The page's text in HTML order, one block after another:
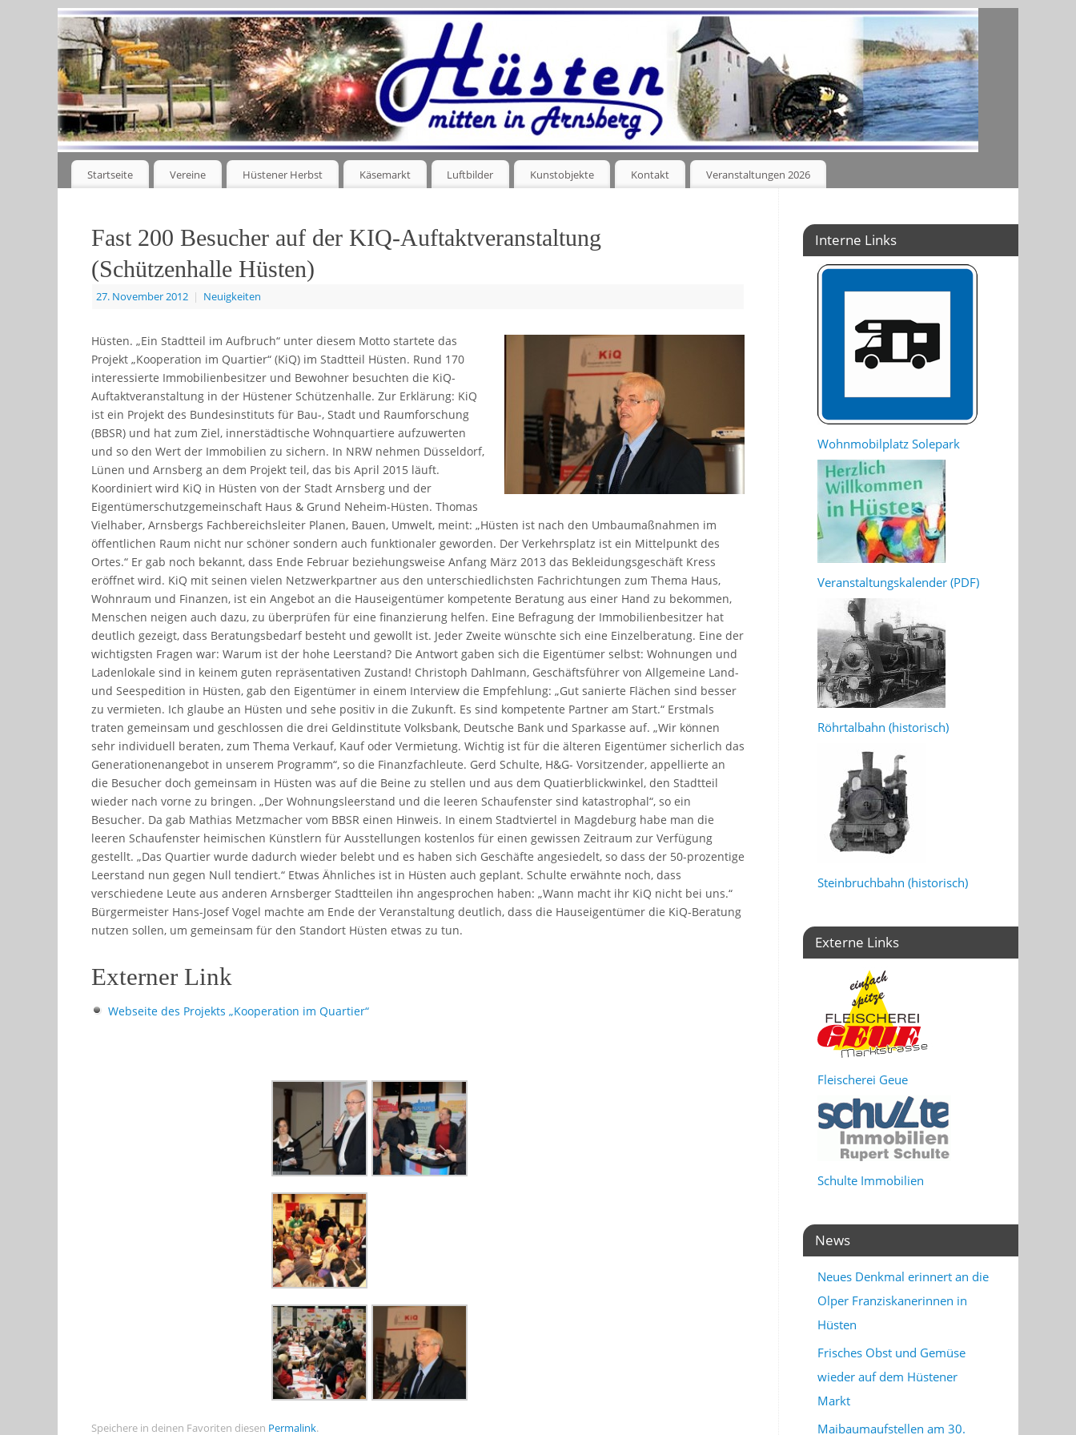
Startseite Vereine Hüstener Herbst Käsemarkt Luftbilder Kunstobjekte Kontakt Veranstaltungen 2026
Fast 200 Besucher auf der KIQ-Auftaktveranstaltung
(Schützenhalle Hüsten)
27. November 2012 | Neuigkeiten
Hüsten. „Ein Stadtteil im Aufbruch“ unter diesem Motto startete das
Projekt „Kooperation im Quartier“ (KiQ) im Stadtteil Hüsten. Rund 170
interessierte Immobilienbesitzer und Bewohner besuchten die KiQ-
Auftaktveranstaltung in der Hüstener Schützenhalle. Zur Erklärung: KiQ
ist ein Projekt des Bundesinstituts für Bau-, Stadt und Raumforschung
(BBSR) und hat zum Ziel, innerstädtische Wohnquartiere aufzuwerten
und so den Wert der Immobilien zu sichern. In NRW nehmen Düsseldorf,
Lünen und Arnsberg an dem Projekt teil, das bis April 2015 läuft.
Koordiniert wird KiQ in Hüsten von der Stadt Arnsberg und der
Eigentümerschutzgemeinschaft Haus & Grund Neheim-Hüsten. Thomas
Vielhaber, Arnsbergs Fachbereichsleiter Planen, Bauen, Umwelt, meint: „Hüsten ist nach den Umbaumaßnahmen im
öffentlichen Raum nicht nur schöner sondern auch funktionaler geworden. Der Verkehrsplatz ist ein Mittelpunkt des
Ortes.“ Er gab noch bekannt, dass Ende Februar beziehungsweise Anfang März 2013 das Bekleidungsgeschäft Kress
eröffnet wird. KiQ mit seinen vielen Netzwerkpartner aus den unterschiedlichsten Fachrichtungen zum Thema Haus,
Wohnraum und Finanzen, ist ein Angebot an die Hauseigentümer kompetente Beratung aus einer Hand zu bekommen,
Menschen neigen auch dazu, zu überprüfen für eine finanzierung helfen. Eine Befragung der Immobilienbesitzer hat
deutlich gezeigt, dass Beratungsbedarf besteht und gewollt ist. Jeder Zweite wünschte sich eine Einzelberatung. Eine der
wichtigsten Fragen war: Warum ist der hohe Leerstand? Die Antwort gaben sich die Eigentümer selbst: Wohnungen und
Ladenlokale sind in keinem guten repräsentativen Zustand! Christoph Dahlmann, Geschäftsführer von Allgemeine Land-
und Seespedition in Hüsten, gab den Eigentümer in einem Interview die Empfehlung: „Gut sanierte Flächen sind besser
zu vermieten. Ich glaube an Hüsten und sehe positiv in die Zukunft. Es sind kompetente Partner am Start.“ Erstmals
traten gemeinsam und geschlossen die drei Geldinstitute Volksbank, Deutsche Bank und Sparkasse auf. „Wir können
sehr individuell beraten, zum Thema Verkauf, Kauf oder Vermietung. Wichtig ist für die älteren Eigentümer sicherlich das
Generationenangebot in unserem Programm“, so die Finanzfachleute. Gerd Schulte, H&G- Vorsitzender, appellierte an
die Besucher doch gemeinsam in Hüsten was auf die Beine zu stellen und aus dem Quatierblickwinkel, den Stadtteil
wieder nach vorne zu bringen. „Der Wohnungsleerstand und die leeren Schaufenster sind katastrophal“, so ein
Besucher. Da gab Mathias Metzmacher vom BBSR einen Hinweis. In einem Stadtviertel in Magdeburg habe man die
leeren Schaufenster heimischen Künstlern für Ausstellungen kostenlos für einen gewissen Zeitraum zur Verfügung
gestellt. „Das Quartier wurde dadurch wieder belebt und es haben sich Geschäfte angesiedelt, so dass der 50-prozentige
Leerstand nun gegen Null tendiert.“ Etwas Ähnliches ist in Hüsten auch geplant. Schulte erwähnte noch, dass
verschiedene Leute aus anderen Arnsberger Stadtteilen ihn angesprochen haben: „Wann macht ihr KiQ nicht bei uns.“
Bürgermeister Hans-Josef Vogel machte am Ende der Veranstaltung deutlich, dass die Hauseigentümer die KiQ-Beratung
nutzen sollen, um gemeinsam für den Standort Hüsten etwas zu tun.
Externer Link
Webseite des Projekts „Kooperation im Quartier“
Speichere in deinen Favoriten diesen Permalink.
Interne Links
Wohnmobilplatz Solepark
Veranstaltungskalender (PDF)
Röhrtalbahn (historisch)
Steinbruchbahn (historisch)
Externe Links
Fleischerei Geue
Schulte Immobilien
News
Neues Denkmal erinnert an die
Olper Franziskanerinnen in
Hüsten
Frisches Obst und Gemüse
wieder auf dem Hüstener
Markt
Maibaumaufstellen am 30.